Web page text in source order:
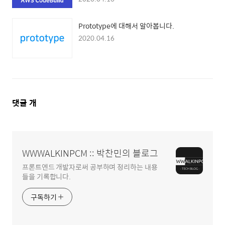
Prototype에 대해서 알아봅니다.
2020.04.16
댓
댓글 개
WWWALKINPCM :: 박찬민의 블로그
프론트엔드 개발자로써 공부하며 정리하는 내용
들을 기록합니다.
구독하기